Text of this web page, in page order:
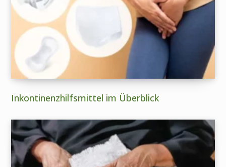
Inkontinenzhilfsmittel im Überblick